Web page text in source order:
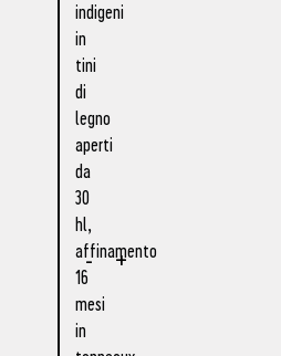
indigeni
in
tini
di
legno
aperti
da
30
hl,
affinamento
16
mesi
in
- +